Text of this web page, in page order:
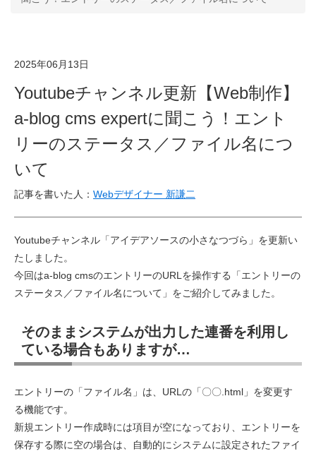
2025年06月13日
Youtubeチャンネル更新【Web制作】
a-blog cms expertに聞こう！エント
リーのステータス／ファイル名につ
いて
記事を書いた人： Webデザイナー 新謙二
Youtubeチャンネル「アイデアソースの小さなつづら」を更新い
たしました。
今回はa-blog cmsのエントリーのURLを操作する「エントリーの
ステータス／ファイル名について」をご紹介してみました。
そのままシステムが出力した連番を利用し
ている場合もありますが…
エントリーの「ファイル名」は、URLの「〇〇.html」を変更す
る機能です。
新規エントリー作成時には項目が空になっており、エントリーを
保存する際に空の場合は、自動的にシステムに設定されたファイ